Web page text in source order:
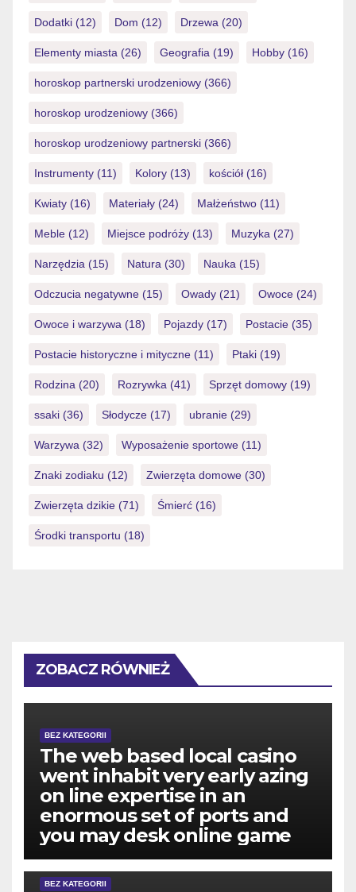
Dodatki (12) Dom (12) Drzewa (20)
Elementy miasta (26) Geografia (19) Hobby (16)
horoskop partnerski urodzeniowy (366)
horoskop urodzeniowy (366)
horoskop urodzeniowy partnerski (366)
Instrumenty (11) Kolory (13) kościół (16)
Kwiaty (16) Materiały (24) Małżeństwo (11)
Meble (12) Miejsce podróży (13) Muzyka (27)
Narzędzia (15) Natura (30) Nauka (15)
Odczucia negatywne (15) Owady (21) Owoce (24)
Owoce i warzywa (18) Pojazdy (17) Postacie (35)
Postacie historyczne i mityczne (11) Ptaki (19)
Rodzina (20) Rozrywka (41) Sprzęt domowy (19)
ssaki (36) Słodycze (17) ubranie (29)
Warzywa (32) Wyposażenie sportowe (11)
Znaki zodiaku (12) Zwierzęta domowe (30)
Zwierzęta dzikie (71) Śmierć (16)
Środki transportu (18)
ZOBACZ RÓWNIEŻ
BEZ KATEGORII
The web based local casino
went inhabit very early azing
on line expertise in an
enormous set of ports and
you may desk online game
BEZ KATEGORII